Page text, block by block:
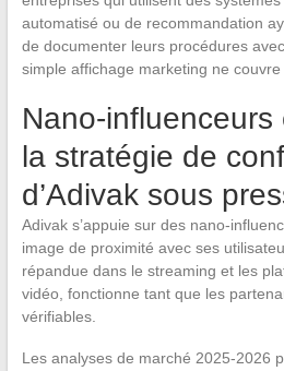
automatisé ou de recommandation
de documenter leurs procédures
simple affichage marketing ne couvre
Nano-influenceurs
la stratégie de
d’Adivak sous
Adivak s’appuie sur des nano-
image de proximité avec ses
répandue dans le streaming et les
vidéo, fonctionne tant que les
vérifiables.
Les analyses de marché 2025-2026